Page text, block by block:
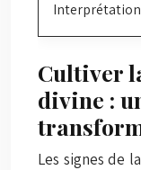
Cultiver
divine :
Les signes de